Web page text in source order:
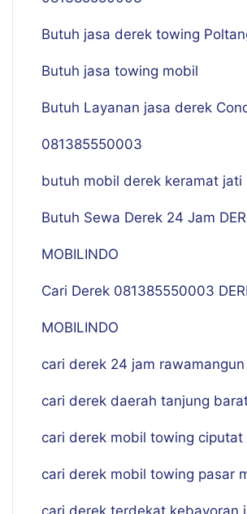
Butuh jasa derek towing
Butuh jasa towing mobil
Butuh Layanan jasa derek
081385550003
butuh mobil derek keramat jati
Butuh Sewa Derek 24 Jam
MOBILINDO
Cari Derek 081385550003
MOBILINDO
cari derek 24 jam rawamangun
cari derek daerah tanjung
cari derek mobil towing ciputat
cari derek mobil towing pasar
cari derek terdekat kebayoran